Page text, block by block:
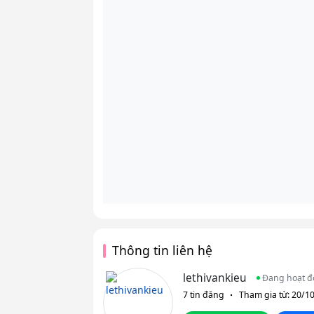
Thông tin liên hệ
lethivankieu
Đang hoạt
7 tin đăng
Tham gia từ: 20/